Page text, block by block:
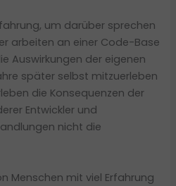
um darüber sprechen
arbeiten an einer Code-Base
Auswirkungen der eigenen
später selbst mitzuerleben
die Konsequenzen der
Entwickler und
nicht die
Menschen mit viel Erfahrung